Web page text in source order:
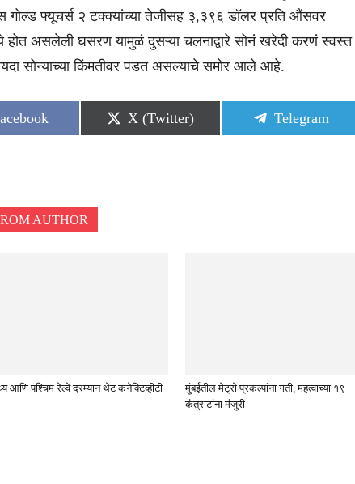
गोल्ड फ्यूचर्स २ टक्क्यांच्या तेजीसह ३,३९६ डॉलर प्रति औंसवर
होत असलेली घसरण यामुळं दुसऱ्या चलनाद्वारे सोनं खरेदी करणं स्वस्त
सोन्याच्या किंमतीवर पडत असल्याचे समोर आले आहे.
Share
on
X (Twitter)
Share
on
Telegram
AUTHOR
आणि पश्चिम रेल्वे दरम्यान थेट कनेक्टिव्हीटी
मुंबईतील मेट्रो प्रकल्पांना गती, महत्वाच्या १९
कंत्राटांना मंजुरी